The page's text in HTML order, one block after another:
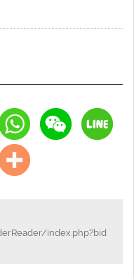
index.php?bid